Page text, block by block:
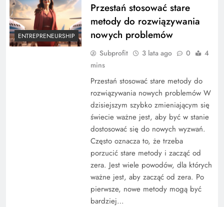
ENTREPRENEURSHIP
Przestań stosować stare
metody do rozwiązywania
nowych problemów
Subprofit 3 lata ago 0
4
mins
Przestań stosować stare metody do
rozwiązywania nowych problemów W
dzisiejszym szybko zmieniającym się
świecie ważne jest, aby być w stanie
dostosować się do nowych wyzwań.
Często oznacza to, że trzeba
porzucić stare metody i zacząć od
zera. Jest wiele powodów, dla których
ważne jest, aby zacząć od zera. Po
pierwsze, nowe metody mogą być
bardziej…